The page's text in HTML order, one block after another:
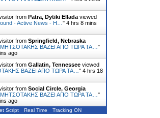
from Patra, Dytiki Ellada viewed
- Active News - Η… " 4 hrs 8 mins
from Springfield, Nebraska
ΒΑΖΕΙ ΑΠΟ ΤΩΡΑ ΤΑ… "
ago
from Gallatin, Tennessee viewed
ΒΑΖΕΙ ΑΠΟ ΤΩΡΑ ΤΑ… " 4 hrs 18
from Social Circle, Georgia
ΒΑΖΕΙ ΑΠΟ ΤΩΡΑ ΤΑ… "
ago
Script Real Time Tracking ON